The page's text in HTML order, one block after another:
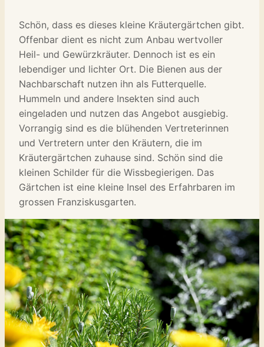
Schön, dass es dieses kleine Kräutergärtchen gibt.
Offenbar dient es nicht zum Anbau wertvoller
Heil- und Gewürzkräuter. Dennoch ist es ein
lebendiger und lichter Ort. Die Bienen aus der
Nachbarschaft nutzen ihn als Futterquelle.
Hummeln und andere Insekten sind auch
eingeladen und nutzen das Angebot ausgiebig.
Vorrangig sind es die blühenden Vertreterinnen
und Vertretern unter den Kräutern, die im
Kräutergärtchen zuhause sind. Schön sind die
kleinen Schilder für die Wissbegierigen. Das
Gärtchen ist eine kleine Insel des Erfahrbaren im
grossen Franziskusgarten.